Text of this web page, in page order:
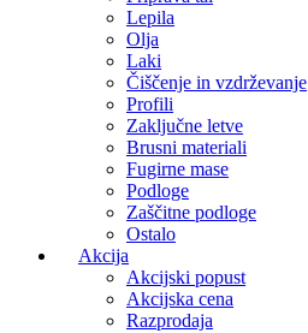
Lepila
Olja
Laki
Čiščenje in vzdrževanje
Profili
Zaključne letve
Brusni materiali
Fugirne mase
Podloge
Zaščitne podloge
Ostalo
Akcija
Akcijski popust
Akcijska cena
Razprodaja